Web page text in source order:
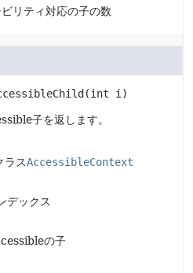
リティ対応の子の数
(int i)
子を返します。
ラスAccessibleContext
デックス
の子